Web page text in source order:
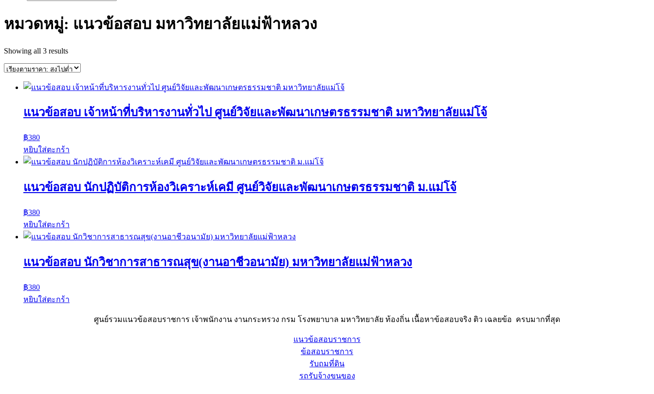
หมวดหมู่: แนวข้อสอบ มหาวิทยาลัยแม่ฟ้าหลวง
Showing all 3 resultsSorted
price:
to
แนวข้อสอบ เจ้าหน้าที่บริหารงานทั่วไป ศูนย์วิจัยและพัฒนาเกษตรธรรมชาติ มหาวิทยาลัยแม่โจ้
฿380
หยิบใส่ตะกร้า
แนวข้อสอบ นักปฏิบัติการห้องวิเคราะห์เคมี ศูนย์วิจัยและพัฒนาเกษตรธรรมชาติ ม.แม่โจ้
฿380
หยิบใส่ตะกร้า
แนวข้อสอบ นักวิชาการสาธารณสุข(งานอาชีวอนามัย) มหาวิทยาลัยแม่ฟ้าหลวง
฿380
หยิบใส่ตะกร้า
ศูนย์รวมแนวข้อสอบราชการ เจ้าพนักงาน งานกระทรวง กรม โรงพยาบาล มหาวิทยาลัย ท้องถิ่น เนื้อหาข้อสอบจริง ติว เฉลยข้อ ครบมากที่สุด
แนวข้อสอบราชการ
ข้อสอบราชการ
รับถมที่ดิน
รถรับจ้างขนของ